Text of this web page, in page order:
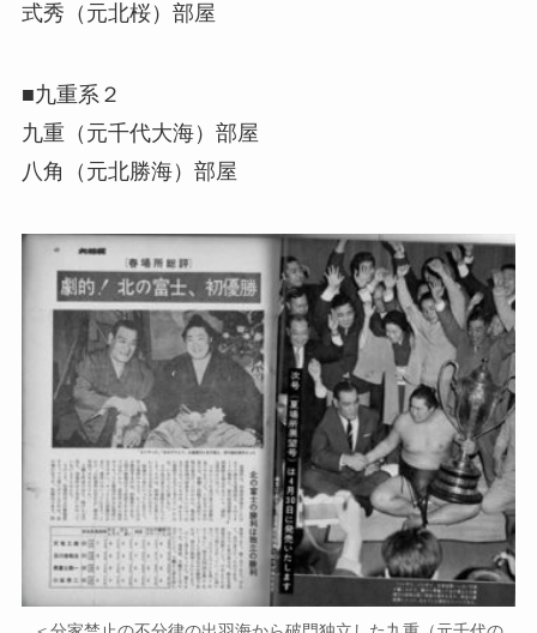
式秀（元北桜）部屋
■九重系２
九重（元千代大海）部屋
八角（元北勝海）部屋